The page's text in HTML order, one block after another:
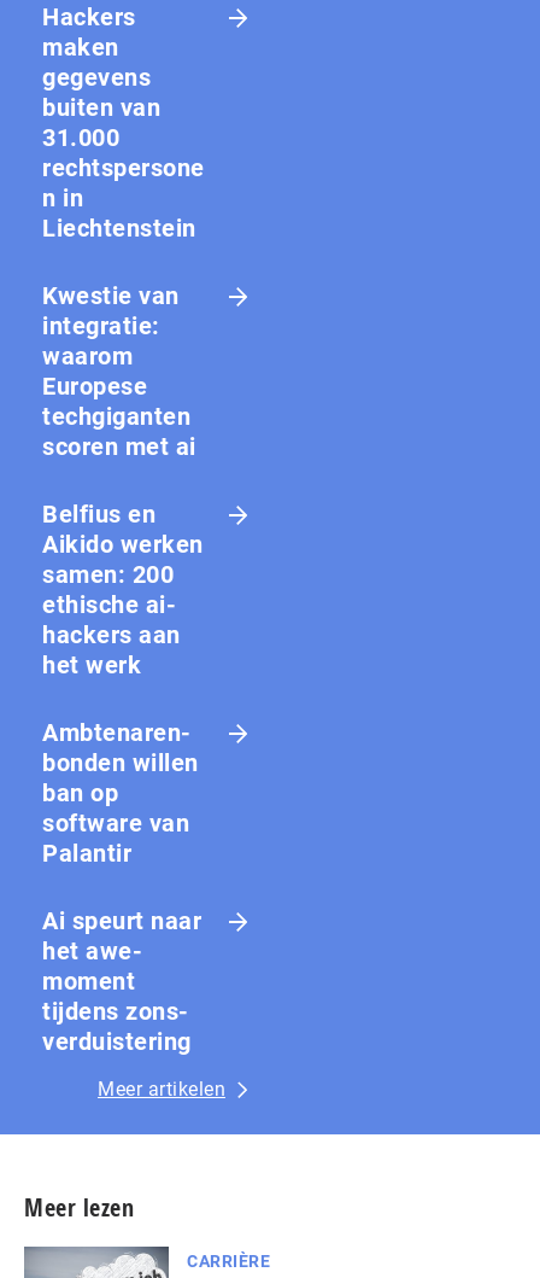
Hackers
maken
gegevens
buiten van
31.000
rechtspersone
n in
Liechtenstein
Kwestie van
integratie:
waarom
Europese
techgiganten
scoren met ai
Belfius en
Aikido werken
samen: 200
ethische ai-
hackers aan
het werk
Amb­te­na­ren­
bon­den willen
ban op
software van
Palantir
Ai speurt naar
het awe-
moment
tijdens zons­
ver­duis­te­ring
Meer artikelen
Meer lezen
CARRIÈRE